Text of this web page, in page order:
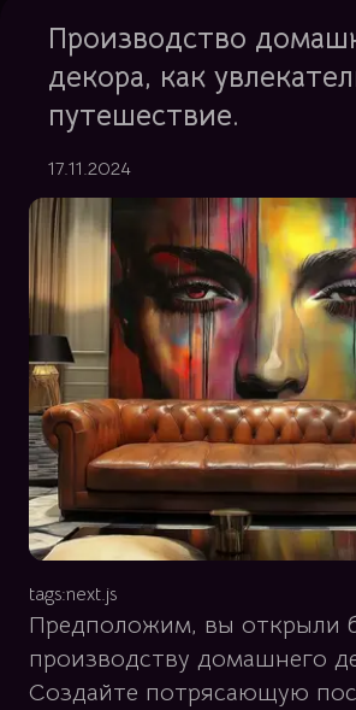
Производство
декора, как
путешествие.
17.11.2024
tags:next.js
Предположим, вы открыли
производству домашнего
Создайте потрясающую